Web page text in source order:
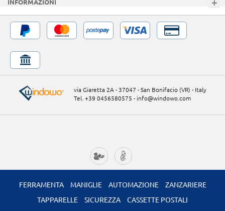
INFORMAZIONI
via Giaretta 2A - 37047 - San Bonifacio (VR) - Italy
Tel. +39 0456580575 - info@windowo.com
FERRAMENTA MANIGLIE AUTOMAZIONE
ZANZARIERE
TAPPARELLE
SICUREZZA CASSETTE POSTALI